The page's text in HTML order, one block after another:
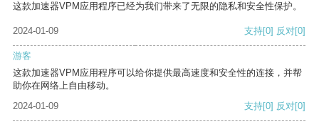
这款加速器VPM应用程序已经为我们带来了无限的隐私和安全性保护。
2024-01-09 支持[0] 反对[0]
游客
这款加速器VPM应用程序可以给你提供最高速度和安全性的连接，并帮
助你在网络上自由移动。
2024-01-09
支持[0] 反对[0]